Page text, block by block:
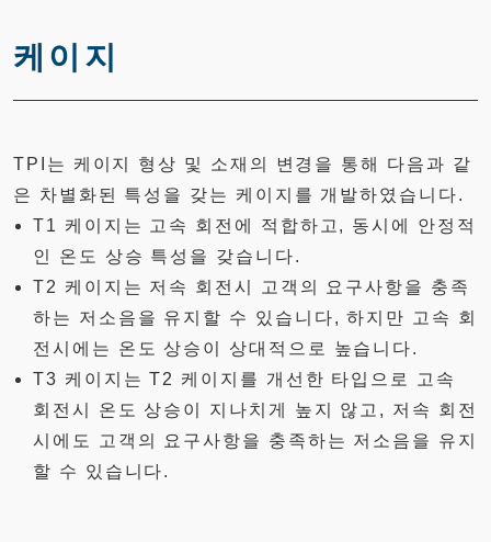
케이지
TPI는 케이지 형상 및 소재의 변경을 통해 다음과 같
은 차별화된 특성을 갖는 케이지를 개발하였습니다.
T1 케이지는 고속 회전에 적합하고, 동시에 안정적
인 온도 상승 특성을 갖습니다.
T2 케이지는 저속 회전시 고객의 요구사항을 충족
하는 저소음을 유지할 수 있습니다, 하지만 고속 회
전시에는 온도 상승이 상대적으로 높습니다.
T3 케이지는 T2 케이지를 개선한 타입으로 고속
회전시 온도 상승이 지나치게 높지 않고, 저속 회전
시에도 고객의 요구사항을 충족하는 저소음을 유지
할 수 있습니다.